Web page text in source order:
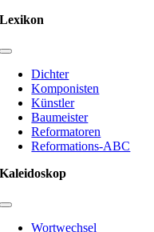
Lexikon
Toggle
Navigation
Dichter
Komponisten
Künstler
Baumeister
Reformatoren
Reformations-ABC
Kaleidoskop
Toggle
NavigationWortwechsel